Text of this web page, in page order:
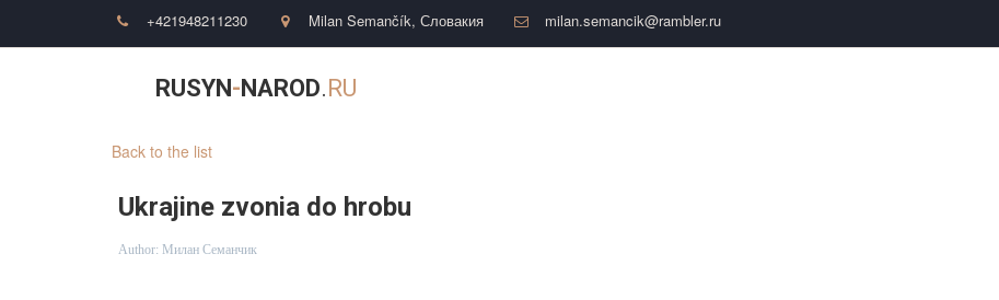
+421948211230 Milan Semančík, Словакия milan.semancik@rambler.ru
RUSYN-NAROD.RU
Back to the list
Ukrajine zvonia do hrobu
Author: Милан Семанчик